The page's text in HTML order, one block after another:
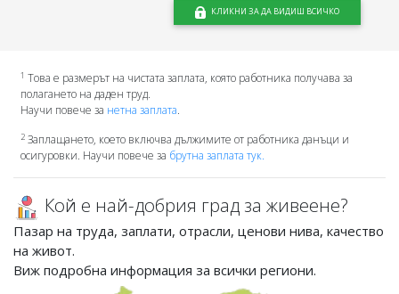
КЛИКНИ ЗА ДА ВИДИШ ВСИЧКО
1 Това е размерът на чистата заплата, която работника получава за
полагането на даден труд.
Научи повече за нетна заплата.
2Заплащането, което включва дължимите от работника данъци и
осигуровки. Научи повече за брутна заплата тук.
Кой е най-добрия град за живеене?
Пазар на труда, заплати, отрасли, ценови нива, качество
на живот.
Виж подробна информация за всички региони.